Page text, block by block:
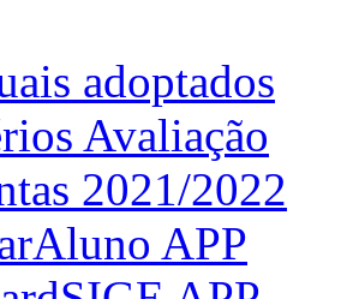
adoptados
Avaliação
2021/2022
APP